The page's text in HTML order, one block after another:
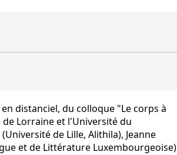
distanciel, du colloque "Le corps à
Lorraine et l'Université du
de Lille, Alithila), Jeanne
et de Littérature Luxembourgeoise)